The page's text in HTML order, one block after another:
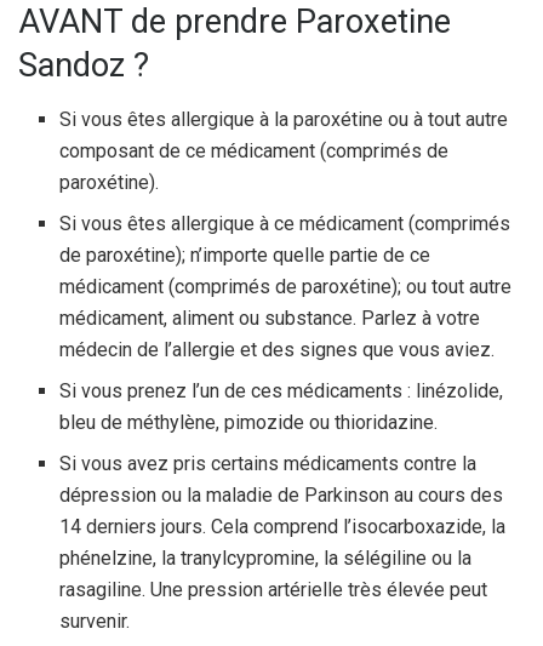
AVANT de prendre Paroxetine
Sandoz ?
Si vous êtes allergique à la paroxétine ou à tout autre
composant de ce médicament (comprimés de
paroxétine).
Si vous êtes allergique à ce médicament (comprimés
de paroxétine); n’importe quelle partie de ce
médicament (comprimés de paroxétine); ou tout autre
médicament, aliment ou substance. Parlez à votre
médecin de l’allergie et des signes que vous aviez.
Si vous prenez l’un de ces médicaments : linézolide,
bleu de méthylène, pimozide ou thioridazine.
Si vous avez pris certains médicaments contre la
dépression ou la maladie de Parkinson au cours des
14 derniers jours. Cela comprend l’isocarboxazide, la
phénelzine, la tranylcypromine, la sélégiline ou la
rasagiline. Une pression artérielle très élevée peut
survenir.